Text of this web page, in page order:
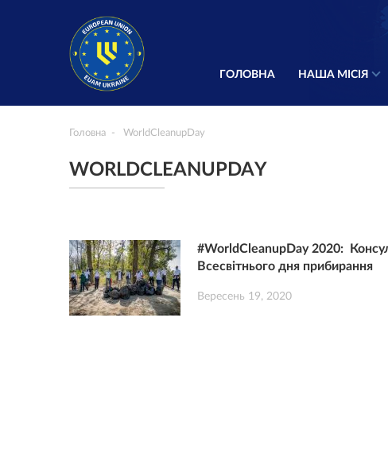
ГОЛОВНА НАША МІСІЯ
Головна WorldCleanupDay
WORLDCLEANUPDAY
#WorldCleanupDay 2020:
Всесвітнього дня прибирання
Вересень 19, 2020